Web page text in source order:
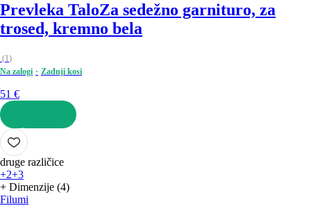
Prevleka TaloZa sedežno garnituro, za
trosed, kremno bela
(1)
Na zalogi
Zadnji kosi
51 €
V KOŠARICO
druge različice
+2+3
+ Dimenzije (4)
Filumi